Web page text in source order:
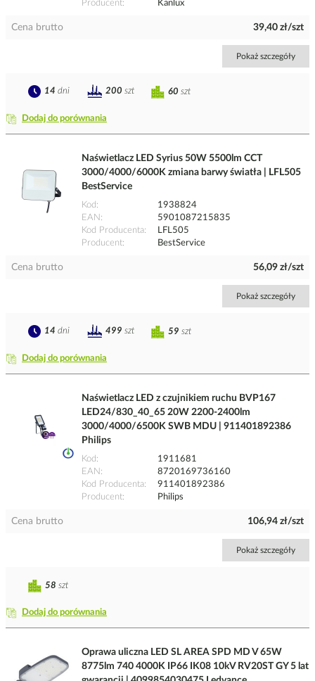
Producent
Kanlux
Cena brutto 39,40 zł/szt
Pokaż szczegóły
Dodaj do porównania
60 szt
14 dni 200 szt
Naświetlacz LED Syrius 50W 5500lm CCT
3000/4000/6000K zmiana barwy światła | LFL505
BestService
Kod
1938824
EAN
5901087215835
Kod Producenta
LFL505
Producent
BestService
Cena brutto 56,09 zł/szt
Pokaż szczegóły
Dodaj do porównania
59 szt
14 dni 499 szt
Naświetlacz LED z czujnikiem ruchu BVP167
LED24/830_40_65 20W 2200-2400lm
3000/4000/6500K SWB MDU | 911401892386
Philips
Kod
1911681
EAN
8720169736160
Kod Producenta
911401892386
Producent
Philips
Cena brutto 106,94 zł/szt
Pokaż szczegóły
Dodaj do porównania
58 szt
Oprawa uliczna LED SL AREA SPD MD V 65W
8775lm 740 4000K IP66 IK08 10kV RV20ST GY 5 lat